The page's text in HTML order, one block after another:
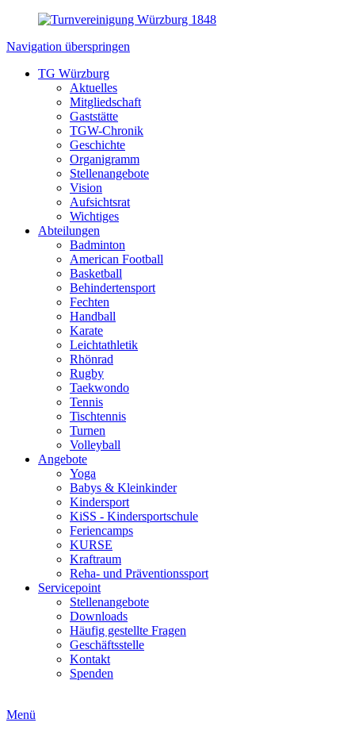
Navigation überspringen
TG Würzburg
Aktuelles
Mitgliedschaft
Gaststätte
TGW-Chronik
Geschichte
Organigramm
Stellenangebote
Vision
Aufsichtsrat
Wichtiges
Abteilungen
Badminton
American Football
Basketball
Behindertensport
Fechten
Handball
Karate
Leichtathletik
Rhönrad
Rugby
Taekwondo
Tennis
Tischtennis
Turnen
Volleyball
Angebote
Yoga
Babys & Kleinkinder
Kindersport
KiSS - Kindersportschule
Feriencamps
KURSE
Kraftraum
Reha- und Präventionssport
Servicepoint
Stellenangebote
Downloads
Häufig gestellte Fragen
Geschäftsstelle
Kontakt
Spenden
Menü